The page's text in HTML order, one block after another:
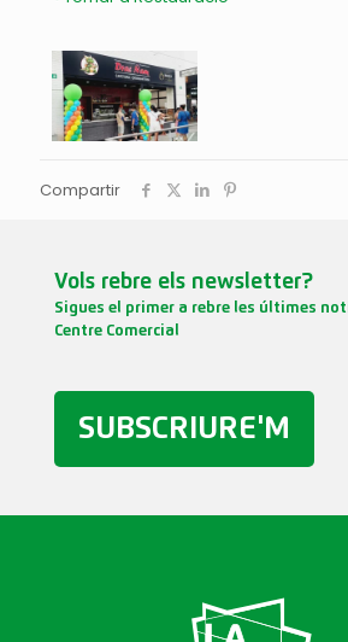
Compartir
Vols rebre els newsletter?
Sigues el primer a rebre les últimes
Centre Comercial
SUBSCRIURE'M